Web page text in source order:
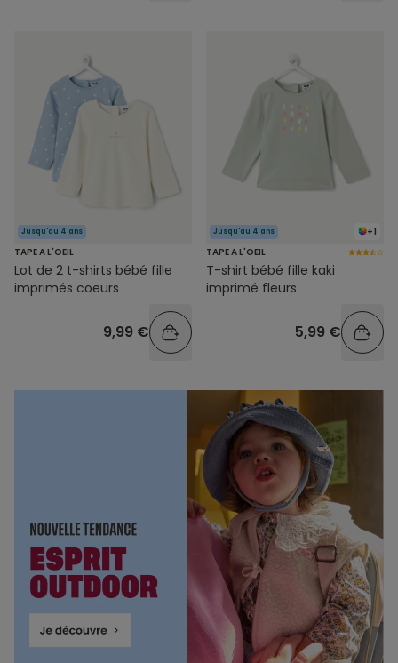
Jusqu'au 4 ans
TAPE A L'OEIL
Lot de 2 t-shirts bébé fille
imprimés coeurs
9,99 €
+1
Jusqu'au 4 ans
TAPE A L'OEIL
T-shirt bébé fille kaki
imprimé fleurs
5,99 €